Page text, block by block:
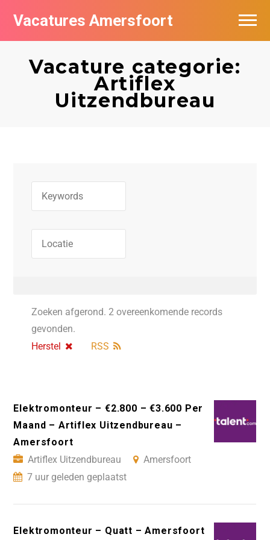
Vacatures Amersfoort
Vacature categorie:
Artiflex
Uitzendbureau
Zoeken afgerond. 2 overeenkomende records
gevonden.
Herstel
RSS
Elektromonteur – €2.800 – €3.600 Per
Maand – Artiflex Uitzendbureau –
Amersfoort
Artiflex Uitzendbureau
Amersfoort
7 uur geleden geplaatst
Elektromonteur – Quatt – Amersfoort
Vacatures per bedrijf
De populairste vacatures in Amersfoort
Nieuwsbrief feed